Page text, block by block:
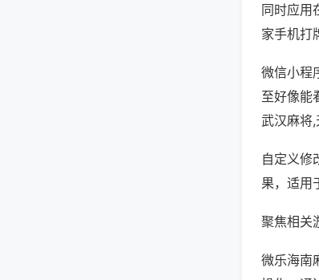
同时应用
家手机打
微信小程
至好像能
武汉麻将,
自定义修
果，适用
聚焦相关
微乐海南